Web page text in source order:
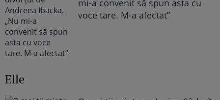
mi-a convenit să spun asta cu
voce tare. M-a afectat”
Elle